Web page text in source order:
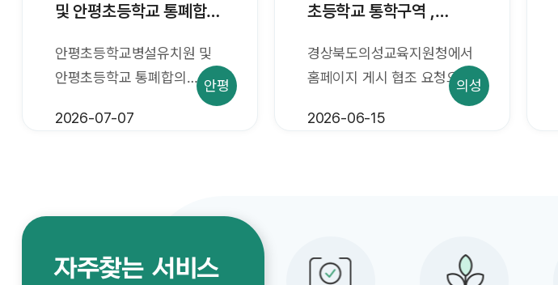
안평
및 안평초등학교 통폐합
안평초등학교병설유치원 및
안평초등학교 통폐합의
취지와 주요내용을 지역주민
및 이해관계인에게 미리 알려
협조하여 주시기 바랍니다. 1.
2026-07-07
의성
초등학교 통학구역 ,
조정에 대한 사전 의견
경상북도의성교육지원청에서
홈페이지 게시 협조 요청으로
의성군 초등학교 통학구역 ,
많은 관심 부탁드립니다. 1.
2026-06-15
자주찾는 서비스